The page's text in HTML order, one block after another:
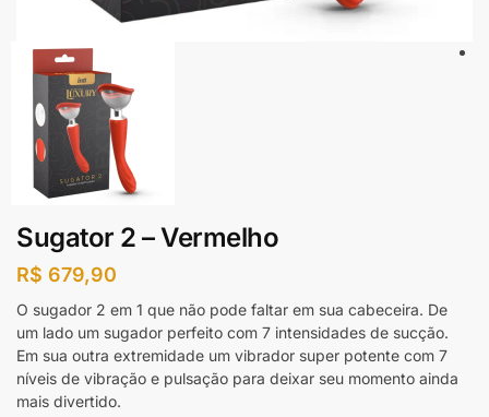
Sugator 2 – Vermelho
R$ 679,90
O sugador 2 em 1 que não pode faltar em sua cabeceira. De
um lado um sugador perfeito com 7 intensidades de sucção.
Em sua outra extremidade um vibrador super potente com 7
níveis de vibração e pulsação para deixar seu momento ainda
mais divertido.